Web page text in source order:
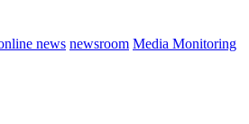
news newsroom Media Monitoring